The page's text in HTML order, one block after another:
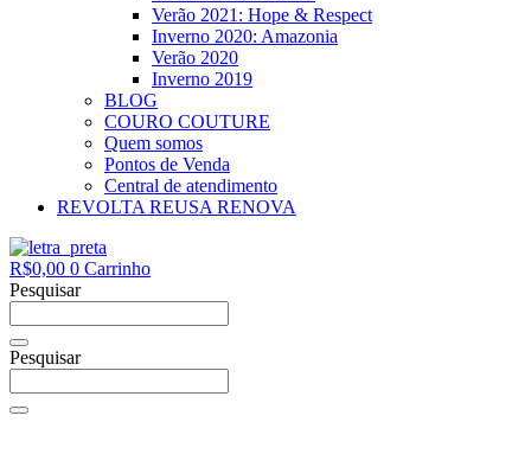
Verão 2021: Hope & Respect
Inverno 2020: Amazonia
Verão 2020
Inverno 2019
BLOG
COURO COUTURE
Quem somos
Pontos de Venda
Central de atendimento
REVOLTA REUSA RENOVA
R$0,00 0 Carrinho
Pesquisar
Pesquisar